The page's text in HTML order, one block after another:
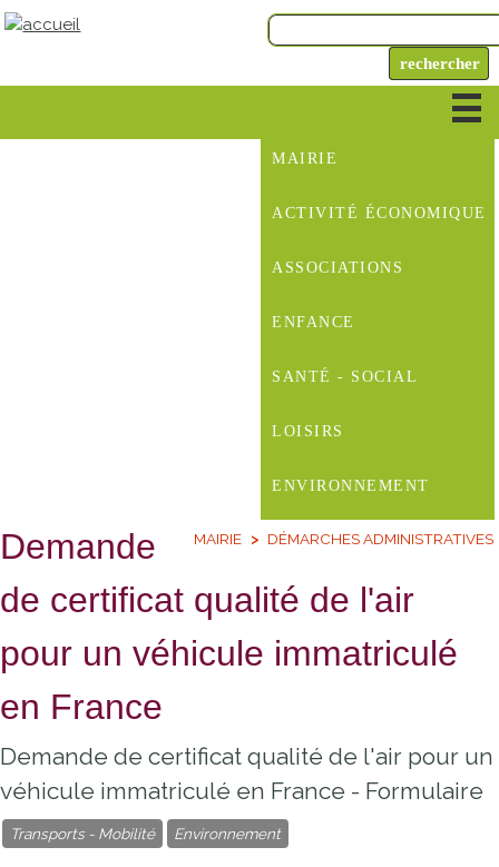
MAIRIE
ACTIVITÉ ÉCONOMIQUE
ASSOCIATIONS
ENFANCE
SANTÉ - SOCIAL
LOISIRS
ENVIRONNEMENT
MAIRIE DÉMARCHES ADMINISTRATIVES
Demande
de certificat qualité de l'air
pour un véhicule immatriculé
en France
Demande de certificat qualité de l'air pour un
véhicule immatriculé en France - Formulaire
Transports - Mobilité Environnement